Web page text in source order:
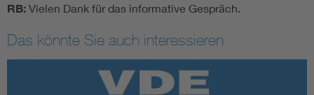
RB: Vielen Dank für das informative Gespräch.
Das könnte Sie auch interessieren